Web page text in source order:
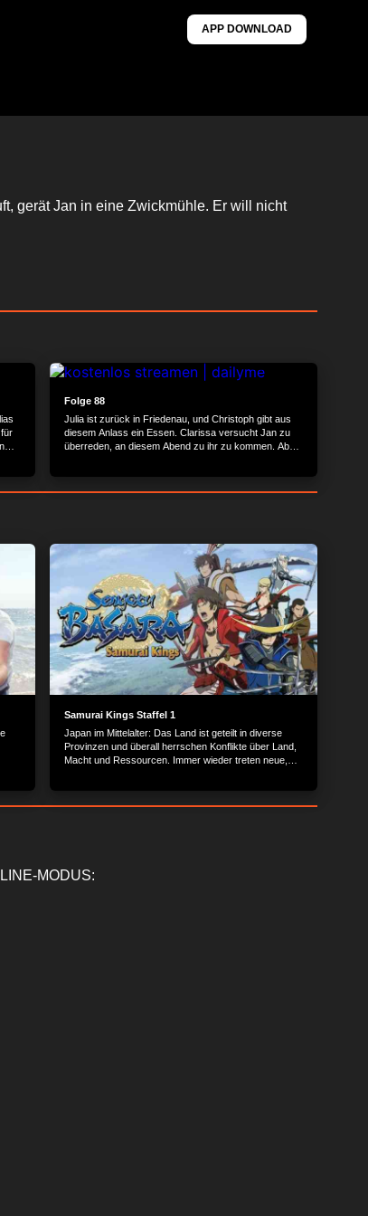
APP DOWNLOAD
gerät Jan in eine Zwickmühle. Er will nicht
Folge 88
Julia ist zurück in Friedenau, und Christoph gibt aus
diesem Anlass ein Essen. Clarissa versucht Jan zu
überreden, an diesem Abend zu ihr zu kommen. Aber
Samurai Kings Staffel 1
Japan im Mittelalter: Das Land ist geteilt in diverse
Provinzen und überall herrschen Konflikte über Land,
Macht und Ressourcen. Immer wieder treten neue,
MODUS: